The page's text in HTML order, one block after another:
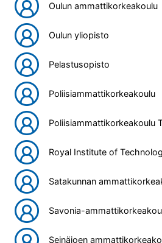
Oulun ammattikorkeakoulu
Oulun yliopisto
Pelastusopisto
Poliisiammattikorkeakoulu
Poliisiammattikorkeakoulu
Royal Institute of
Satakunnan
Savonia-
Seinäjoen